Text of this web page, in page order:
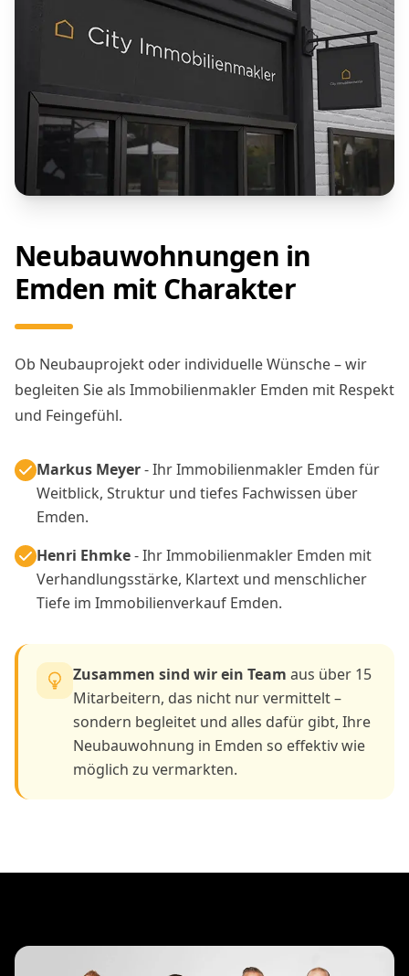
Neubauwohnungen in
Emden mit Charakter
Ob Neubauprojekt oder individuelle Wünsche – wir
begleiten Sie als Immobilienmakler Emden mit Respekt
und Feingefühl.
Markus Meyer- Ihr Immobilienmakler Emden für
Weitblick, Struktur und tiefes Fachwissen über
Emden.
Henri Ehmke- Ihr Immobilienmakler Emden mit
Verhandlungsstärke, Klartext und menschlicher
Tiefe im Immobilienverkauf Emden.
Zusammen sind wir ein Team aus über 15
Mitarbeitern, das nicht nur vermittelt –
sondern begleitet und alles dafür gibt, Ihre
Neubauwohnung in Emden so effektiv wie
möglich zu vermarkten.